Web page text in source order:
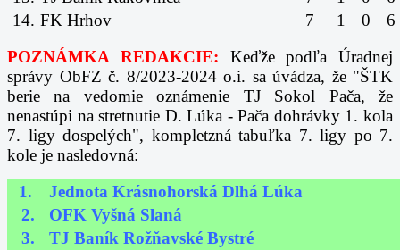
14. FK Hrhov 7 1 0
6
POZNÁMKA REDAKCIE: Keďže podľa Úradnej
správy ObFZ č. 8/2023-2024 o.i. sa úvádza, že "ŠTK
berie na vedomie oznámenie TJ Sokol Pača, že
nenastúpi na stretnutie D. Lúka - Pača dohrávky 1. kola
7. ligy dospelých", kompletzná tabuľka 7. ligy po 7.
kole je nasledovná:
1.
Jednota Krásnohorská Dlhá Lúka
2.
OFK Vyšná Slaná
3.
TJ Baník Rožňavské Bystré